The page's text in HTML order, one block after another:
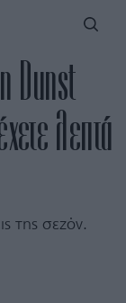
Dunst
λεπτά
της σεζόν.